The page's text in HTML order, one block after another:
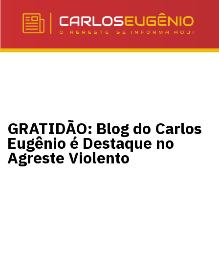
GRATIDÃO: Blog do Carlos
Eugênio é Destaque no
Agreste Violento